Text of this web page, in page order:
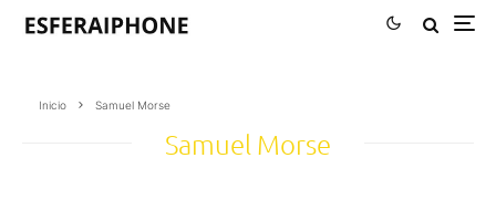
Inicio Samuel Morse
Samuel Morse